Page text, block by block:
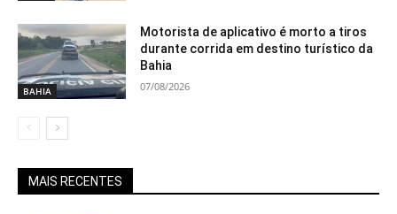
BAHIA
Motorista de aplicativo é morto a tiros
durante corrida em destino turístico da
Bahia
07/08/2026
MAIS RECENTES